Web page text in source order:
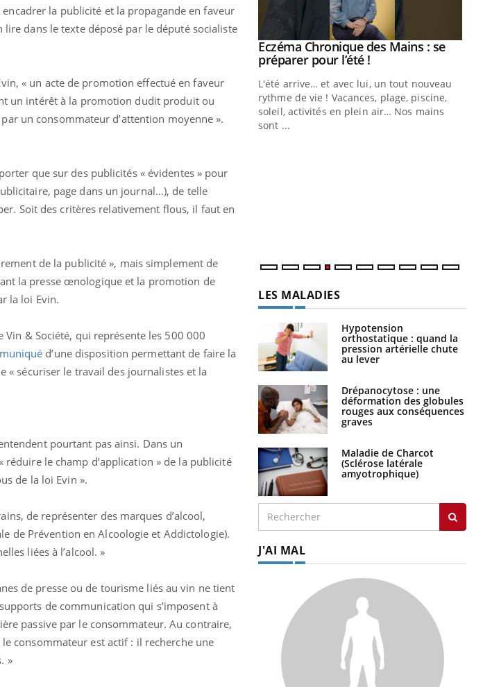
la publicité et la propagande en faveur
dans le texte déposé par le député socialiste
« un acte de promotion effectué en faveur
un intérêt à la promotion dudit produit ou
un consommateur d’attention moyenne ».
que sur des publicités « évidentes » pour
page dans un journal…), de telle
Soit des critères relativement flous, il faut en
de la publicité », mais simplement de
la presse œnologique et la promotion de
la loi Evin.
Vin & Société, qui représente les 500 000
d’une disposition permettant de faire la
sécuriser le travail des journalistes et la
pourtant pas ainsi. Dans un
le champ d’application » de la publicité
de la loi Evin ».
de représenter des marques d’alcool,
de Prévention en Alcoologie et Addictologie).
liées à l’alcool. »
de presse ou de tourisme liés au vin ne tient
de communication qui s’imposent à
passive par le consommateur. Au contraire,
consommateur est actif : il recherche une
»
ou
la
la rend
En 2026, l'insuline dans le diabète de type 2
reste entourée d'idées reçues chez les
patients comme parfois chez les soignants.
Youtube
Eczéma Chronique des Mains : se
préparer pour l’été !Youtube
L'été arrive… et avec lui, un tout nouveau
rythme de vie ! Vacances, plage, piscine,
soleil, activités en plein air… Nos mains
sont ...
LES MALADIES
Hypotension
orthostatique : quand la
pression artérielle chute
au lever
Drépanocytose : une
déformation des globules
rouges aux conséquences
graves
Maladie de Charcot
(Sclérose latérale
amyotrophique)
J'AI MAL